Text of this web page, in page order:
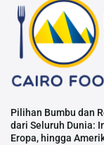
Pilihan Bumbu dan
dari Seluruh Dunia:
Eropa, hingga